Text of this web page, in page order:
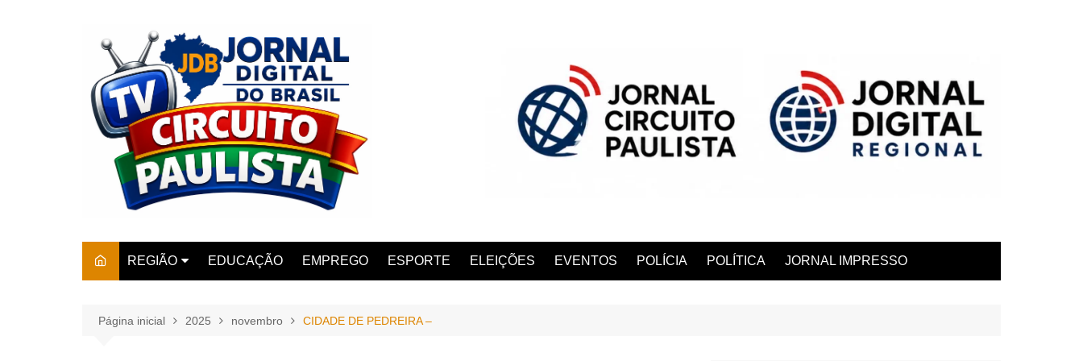
REGIÃO
AMPARO
EDUCAÇÃO EMPREGO ESPORTE ELEIÇÕES EVENTOS POLÍCIA POLÍTICA JORNAL IMPRESSO
Página inicial 2025 novembro CIDADE DE PEDREIRA –